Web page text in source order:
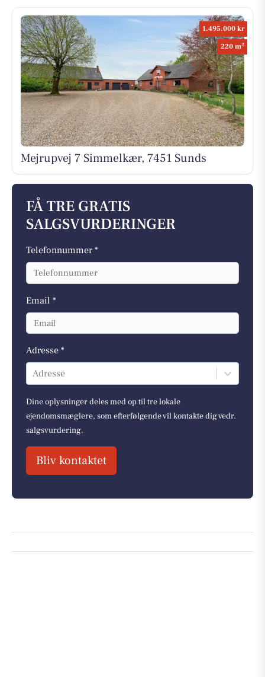
1.495.000 kr
220 m2
Mejrupvej 7 Simmelkær, 7451 Sunds
FÅ TRE GRATIS
SALGSVURDERINGER
Telefonnummer *
Email *
Adresse *
Adresse
Dine oplysninger deles med op til tre lokale
ejendomsmæglere, som efterfølgende vil kontakte dig vedr.
salgsvurdering.
Bliv kontaktet